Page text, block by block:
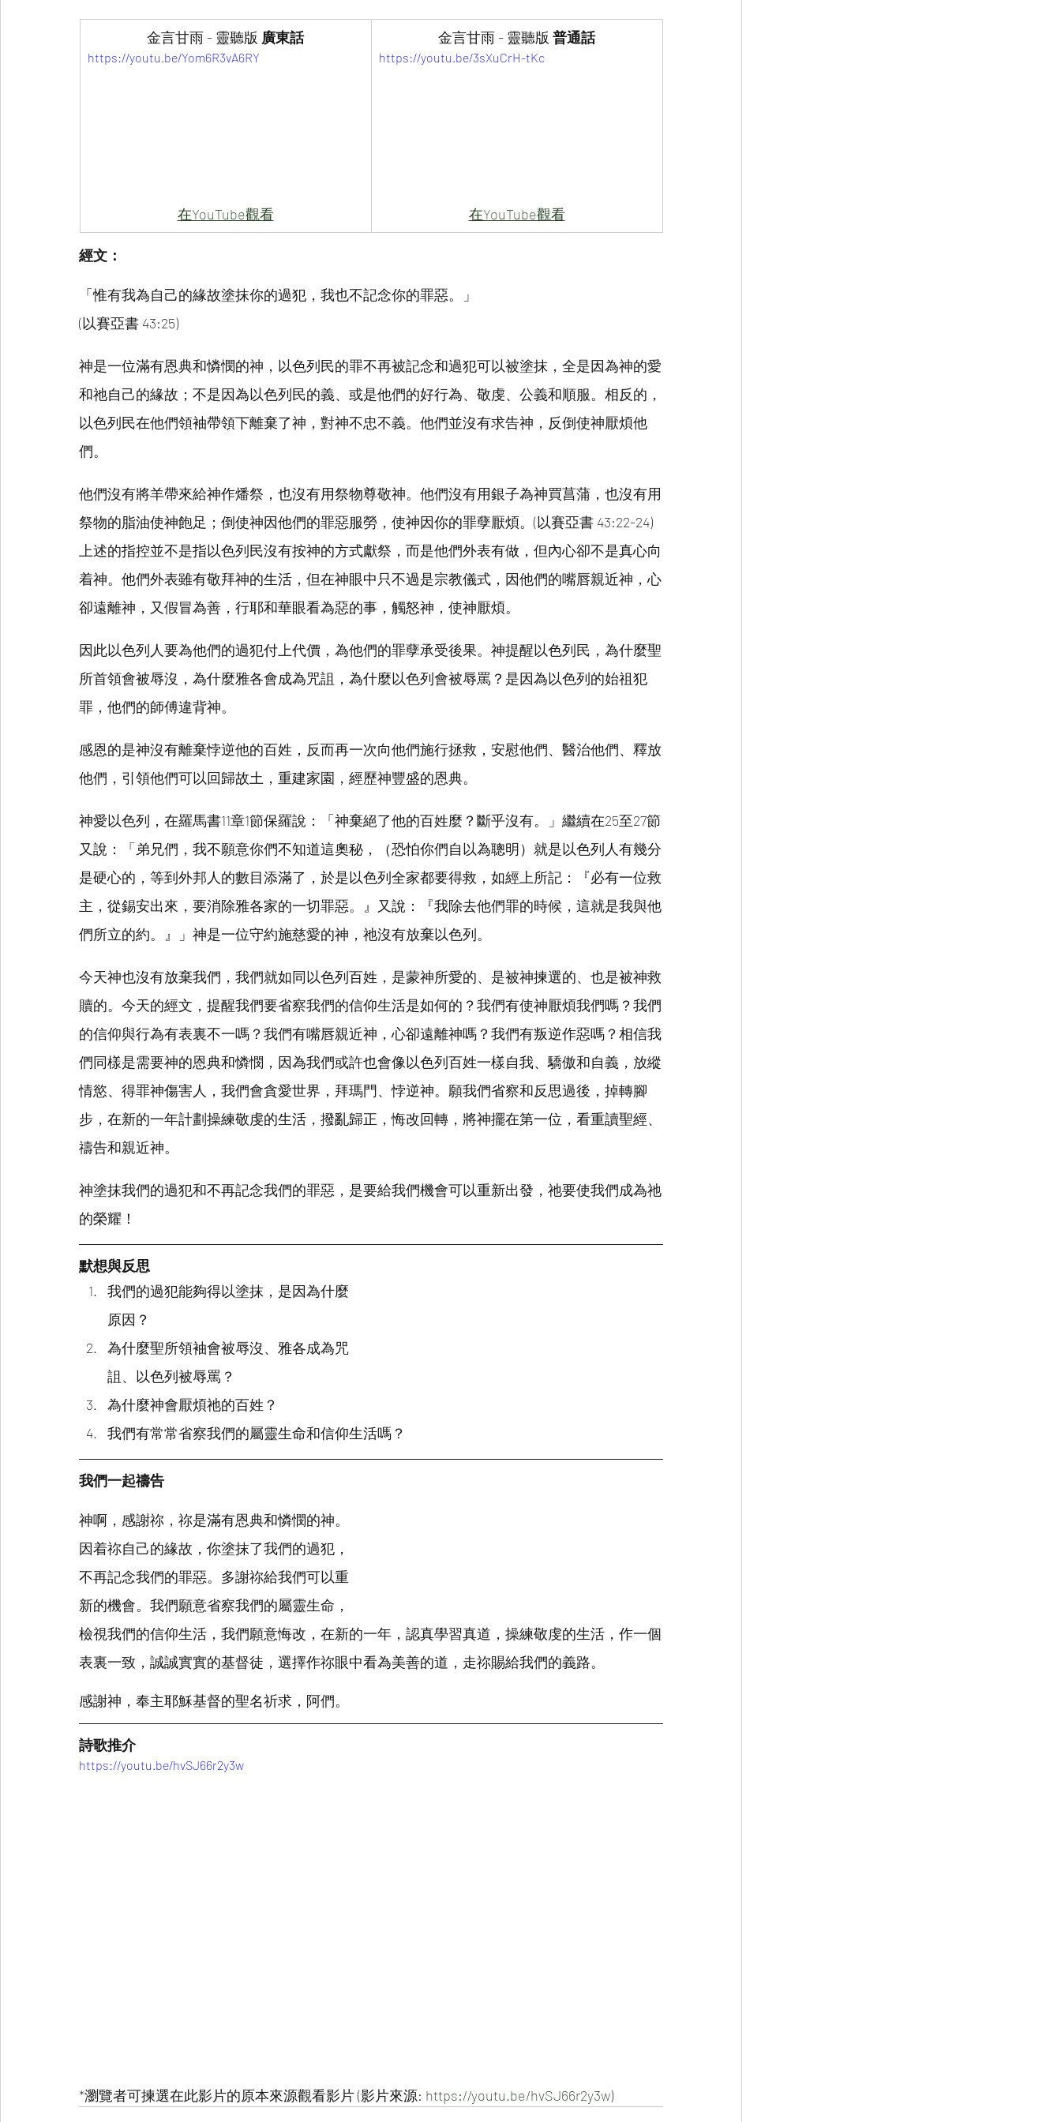
金言甘雨 - 靈聽版 廣東話
https://youtu.be/Yom6R3vA6RY
在YouTube觀看
金言甘雨 - 靈聽版 普通話
https://youtu.be/3sXuCrH-tKc
在YouTube觀看
經文：
「惟有我為自己的緣故塗抹你的過犯，我也不記念你的罪惡。」
(以賽亞書 43:25)
神是一位滿有恩典和憐憫的神，以色列民的罪不再被記念和過犯可以被塗抹，全是因為神的愛
和祂自己的緣故；不是因為以色列民的義、或是他們的好行為、敬虔、公義和順服。相反的，
以色列民在他們領袖帶領下離棄了神，對神不忠不義。他們並沒有求告神，反倒使神厭煩他
們。
他們沒有將羊帶來給神作燔祭，也沒有用祭物尊敬神。他們沒有用銀子為神買菖蒲，也沒有用
祭物的脂油使神飽足；倒使神因他們的罪惡服勞，使神因你的罪孽厭煩。(以賽亞書 43:22-24)
上述的指控並不是指以色列民沒有按神的方式獻祭，而是他們外表有做，但內心卻不是真心向
着神。他們外表雖有敬拜神的生活，但在神眼中只不過是宗教儀式，因他們的嘴唇親近神，心
卻遠離神，又假冒為善，行耶和華眼看為惡的事，觸怒神，使神厭煩。
因此以色列人要為他們的過犯付上代價，為他們的罪孽承受後果。神提醒以色列民，為什麼聖
所首領會被辱沒，為什麼雅各會成為咒詛，為什麼以色列會被辱罵？是因為以色列的始祖犯
罪，他們的師傅違背神。
感恩的是神沒有離棄悖逆他的百姓，反而再一次向他們施行拯救，安慰他們、醫治他們、釋放
他們，引領他們可以回歸故土，重建家園，經歷神豐盛的恩典。
神愛以色列，在羅馬書11章1節保羅說：「神棄絕了他的百姓麼？斷乎沒有。」繼續在25至27節
又說：「弟兄們，我不願意你們不知道這奧秘，（恐怕你們自以為聰明）就是以色列人有幾分
是硬心的，等到外邦人的數目添滿了，於是以色列全家都要得救，如經上所記：『必有一位救
主，從錫安出來，要消除雅各家的一切罪惡。』又說：『我除去他們罪的時候，這就是我與他
們所立的約。』」神是一位守約施慈愛的神，祂沒有放棄以色列。
今天神也沒有放棄我們，我們就如同以色列百姓，是蒙神所愛的、是被神揀選的、也是被神救
贖的。今天的經文，提醒我們要省察我們的信仰生活是如何的？我們有使神厭煩我們嗎？我們
的信仰與行為有表裏不一嗎？我們有嘴唇親近神，心卻遠離神嗎？我們有叛逆作惡嗎？相信我
們同樣是需要神的恩典和憐憫，因為我們或許也會像以色列百姓一樣自我、驕傲和自義，放縱
情慾、得罪神傷害人，我們會貪愛世界，拜瑪門、悖逆神。願我們省察和反思過後，掉轉腳
步，在新的一年計劃操練敬虔的生活，撥亂歸正，悔改回轉，將神擺在第一位，看重讀聖經、
禱告和親近神。
神塗抹我們的過犯和不再記念我們的罪惡，是要給我們機會可以重新出發，祂要使我們成為祂
的榮耀！
默想與反思
我們的過犯能夠得以塗抹，是因為什麼
原因？
為什麼聖所領袖會被辱沒、雅各成為咒
詛、以色列被辱罵？
為什麼神會厭煩祂的百姓？
我們有常常省察我們的屬靈生命和信仰生活嗎？
我們一起禱告
神啊，感謝祢，祢是滿有恩典和憐憫的神。
因着祢自己的緣故，你塗抹了我們的過犯，
不再記念我們的罪惡。多謝祢給我們可以重
新的機會。我們願意省察我們的屬靈生命，
檢視我們的信仰生活，我們願意悔改，在新的一年，認真學習真道，操練敬虔的生活，作一個
表裏一致，誠誠實實的基督徒，選擇作祢眼中看為美善的道，走祢賜給我們的義路。
感謝神，奉主耶穌基督的聖名祈求，阿們。
詩歌推介
https://youtu.be/hvSJ66r2y3w
*瀏覽者可揀選在此影片的原本來源觀看影片 (影片來源: https://youtu.be/hvSJ66r2y3w)